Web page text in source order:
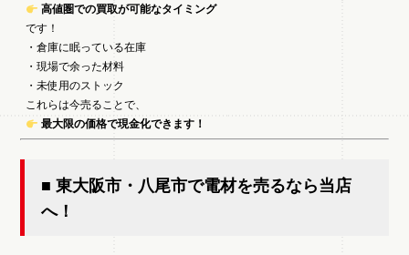
高値圏での買取が可能なタイミング
です！
・倉庫に眠っている在庫
・現場で余った材料
・未使用のストック
これらは今売ることで、
最大限の価格で現金化できます！
■ 東大阪市・八尾市で電材を売るなら当店
へ！